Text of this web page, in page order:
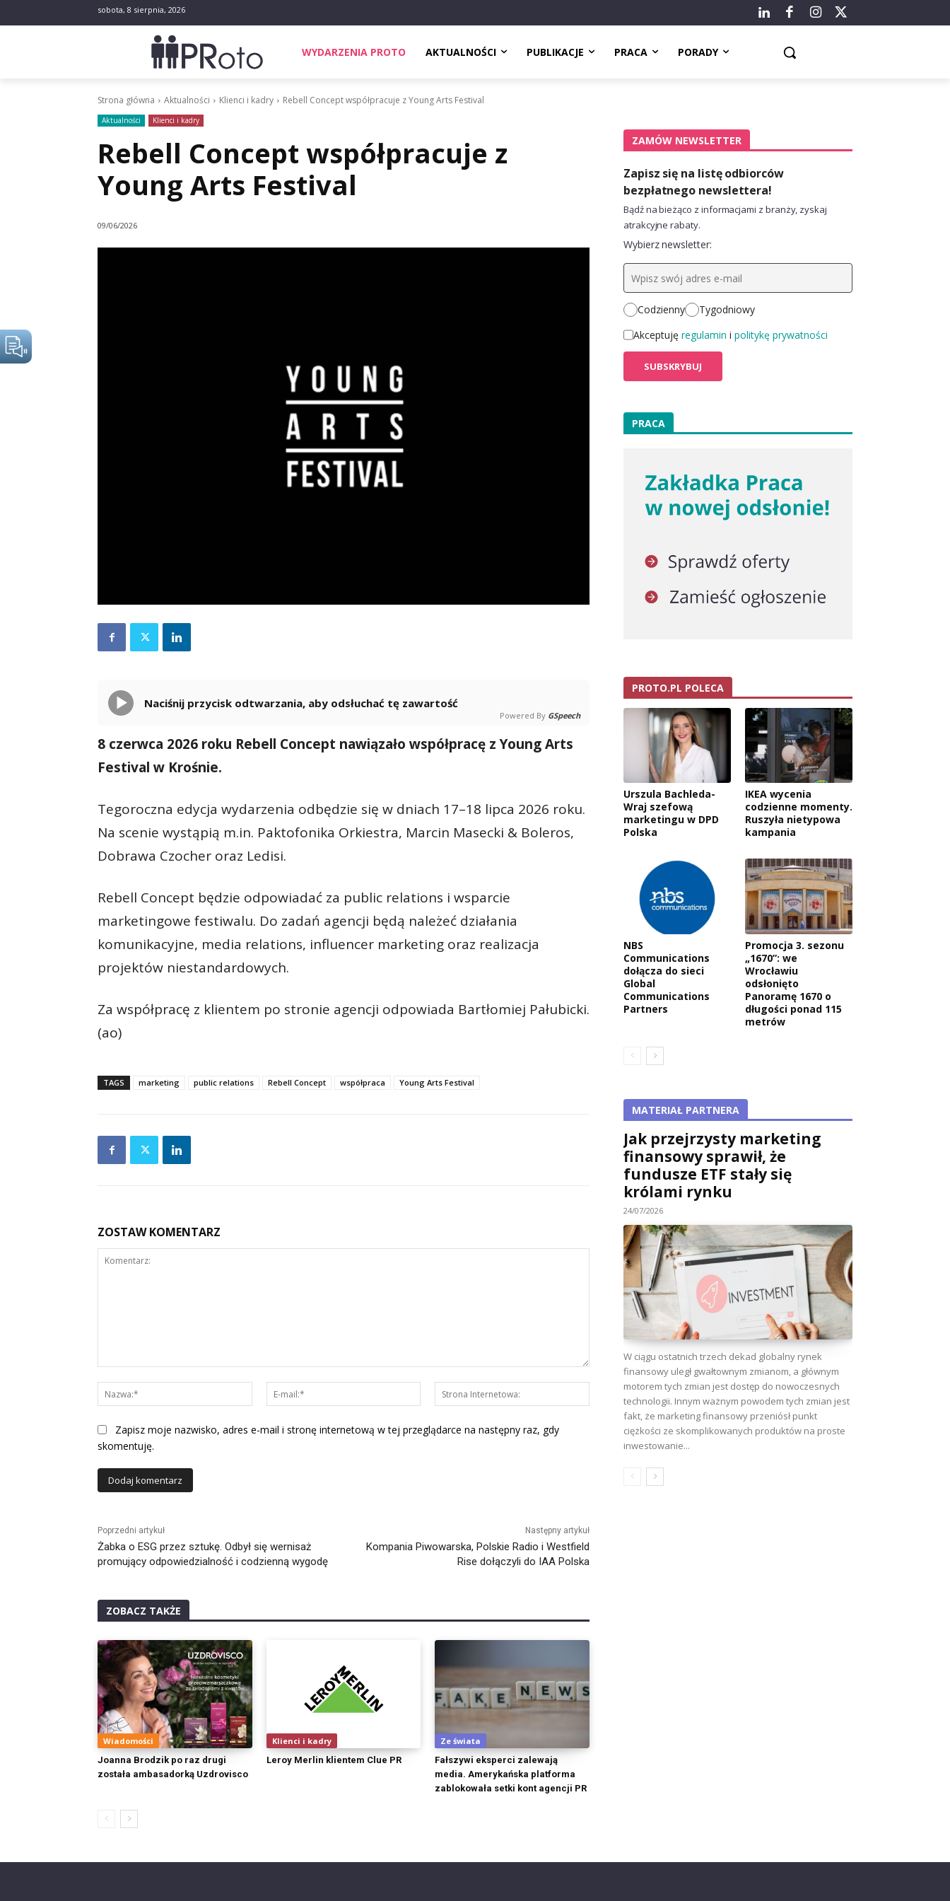
sobota, 8 sierpnia, 2026
WYDARZENIA PROTO AKTUALNOŚCI PUBLIKACJE PRACA PORADY
Strona główna Aktualności Klienci i kadry Rebell Concept współpracuje z Young Arts Festival
Aktualności Klienci i kadry
Rebell Concept współpracuje z
Young Arts Festival
09/06/2026
Naciśnij przycisk odtwarzania, aby odsłuchać tę zawartość
Powered By GSpeech
8 czerwca 2026 roku Rebell Concept nawiązało współpracę z Young Arts
Festival w Krośnie.
Tegoroczna edycja wydarzenia odbędzie się w dniach 17–18 lipca 2026 roku.
Na scenie wystąpią m.in. Paktofonika Orkiestra, Marcin Masecki & Boleros,
Dobrawa Czocher oraz Ledisi.
Rebell Concept będzie odpowiadać za public relations i wsparcie
marketingowe festiwalu. Do zadań agencji będą należeć działania
komunikacyjne, media relations, influencer marketing oraz realizacja
projektów niestandardowych.
Za współpracę z klientem po stronie agencji odpowiada Bartłomiej Pałubicki.
(ao)
TAGS marketing public relations Rebell Concept współpraca Young Arts Festival
ZOSTAW KOMENTARZ
Nazwa:*
mail:*
Internetowa:
Zapisz moje nazwisko, adres e-mail i stronę internetową w tej przeglądarce na następny raz, gdy
skomentuję.
Poprzedni artykuł
Żabka o ESG przez sztukę. Odbył się wernisaż
promujący odpowiedzialność i codzienną wygodę
Następny artykuł
Kompania Piwowarska, Polskie Radio i Westfield
Rise dołączyli do IAA Polska
ZOBACZ TAKŻE
Wiadomości
Joanna Brodzik po raz drugi
została ambasadorką Uzdrovisco
Klienci i kadry
Leroy Merlin klientem Clue PR
Ze świata
Fałszywi eksperci zalewają
media. Amerykańska platforma
zablokowała setki kont agencji PR
ZAMÓW NEWSLETTER
Zapisz się na listę odbiorców
bezpłatnego newslettera!
Bądź na bieżąco z informacjami z branży, zyskaj
atrakcyjne rabaty.
Wybierz newsletter:
Codzienny
Tygodniowy
Akceptuję regulamin i politykę prywatności
PRACA
PROTO.PL POLECA
Urszula Bachleda-
Wraj szefową
marketingu w DPD
Polska
IKEA wycenia
codzienne momenty.
Ruszyła nietypowa
kampania
NBS
Communications
dołącza do sieci
Global
Communications
Partners
Promocja 3. sezonu
„1670”: we
Wrocławiu
odsłonięto
Panoramę 1670 o
długości ponad 115
metrów
MATERIAŁ PARTNERA
Jak przejrzysty marketing
finansowy sprawił, że
fundusze ETF stały się
królami rynku
24/07/2026
W ciągu ostatnich trzech dekad globalny rynek
finansowy uległ gwałtownym zmianom, a głównym
motorem tych zmian jest dostęp do nowoczesnych
technologii. Innym ważnym powodem tych zmian jest
fakt, że marketing finansowy przeniósł punkt
ciężkości ze skomplikowanych produktów na proste
inwestowanie...